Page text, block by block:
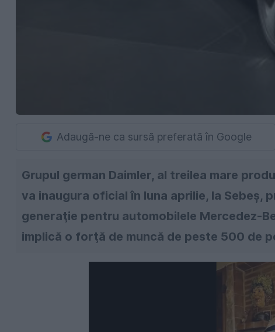
Adaugă-ne ca sursă preferată în Google
Grupul german Daimler, al treilea mare
va inaugura oficial în luna aprilie, la Sebeş,
generaţie pentru automobilele Mercedez-
implică o forţă de muncă de peste 500 de